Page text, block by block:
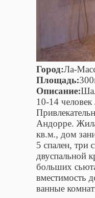
Город:Ла-
Площадь:
Описание:
10-14
Андорре.
кв.м., дом
5 спален, три
двуспальной
больших
вместимость
ванные